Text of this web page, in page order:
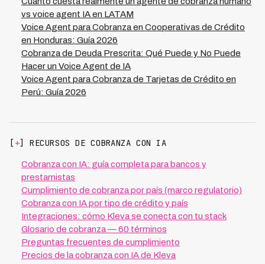
manuales donde error humano genera exposición
constante a demandas y sanciones.
vs voice agent IA en LATAM
Voice Agent para Cobranza en Cooperativas de Crédito
en Honduras: Guía 2026
Cobranza de Deuda Prescrita: Qué Puede y No Puede
Hacer un Voice Agent de IA
Voice Agent para Cobranza de Tarjetas de Crédito en
Perú: Guía 2026
[ +] RECURSOS DE COBRANZA CON IA
Cobranza con IA: guía completa para bancos y
prestamistas
Cumplimiento de cobranza por país (marco regulatorio)
Cobranza con IA por tipo de crédito y país
Integraciones: cómo Kleva se conecta con tu stack
Glosario de cobranza — 60 términos
Preguntas frecuentes de cumplimiento
Precios de la cobranza con IA de Kleva